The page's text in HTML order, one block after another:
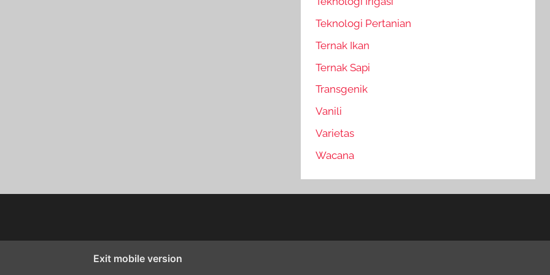
Teknologi Pertanian
Ternak Ikan
Ternak Sapi
Transgenik
Vanili
Varietas
Wacana
Exit mobile version